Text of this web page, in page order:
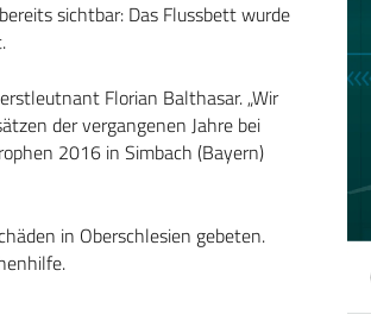
sichtbar: Das Flussbett wurde
Florian Balthasar. „Wir
der vergangenen Jahre bei
2016 in Simbach (Bayern)
in Oberschlesien gebeten.